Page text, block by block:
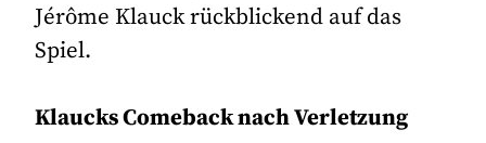
Jérôme Klauck rückblickend auf das
Spiel.
Klaucks Comeback nach Verletzung